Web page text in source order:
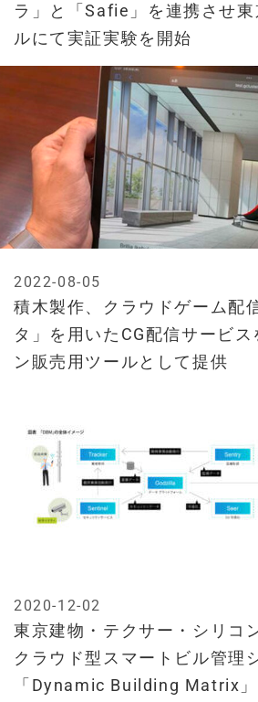
ラ」と「Safie」を連携させ
ルにて実証実験を開始
積木製作、クラウドゲーム配
タ」を用いたCG配信サービス
ン販売用ツールとして提供
2022-08-05
東京建物・テクサー・シリコ
クラウド型スマートビル管理
「Dynamic Building Matrix
2020-12-02